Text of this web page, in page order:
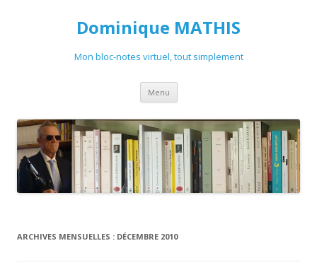
Dominique MATHIS
Mon bloc-notes virtuel, tout simplement
Menu Aller
contenu
ARCHIVES MENSUELLES : DÉCEMBRE 2010